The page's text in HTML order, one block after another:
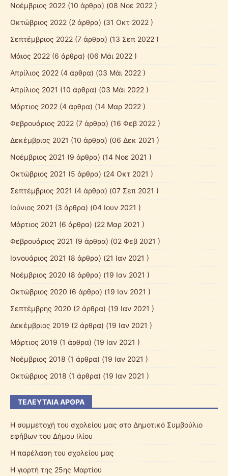
Νοέμβριος 2022 (10 άρθρα) (08 Νοε 2022 )
Οκτώβριος 2022 (2 άρθρα) (31 Οκτ 2022 )
Σεπτέμβριος 2022 (7 άρθρα) (13 Σεπ 2022 )
Μάιος 2022 (6 άρθρα) (06 Μάι 2022 )
Απρίλιος 2022 (4 άρθρα) (03 Μάι 2022 )
Απρίλιος 2021 (10 άρθρα) (03 Μάι 2022 )
Μάρτιος 2022 (4 άρθρα) (14 Μαρ 2022 )
Φεβρουάριος 2022 (7 άρθρα) (16 Φεβ 2022 )
Δεκέμβριος 2021 (10 άρθρα) (06 Δεκ 2021 )
Νοέμβριος 2021 (9 άρθρα) (14 Νοε 2021 )
Οκτώβριος 2021 (5 άρθρα) (24 Οκτ 2021 )
Σεπτέμβριος 2021 (4 άρθρα) (07 Σεπ 2021 )
Ιούνιος 2021 (3 άρθρα) (04 Ιουν 2021 )
Μάρτιος 2021 (6 άρθρα) (22 Μαρ 2021 )
Φεβρουάριος 2021 (9 άρθρα) (02 Φεβ 2021 )
Ιανουάριος 2021 (8 άρθρα) (21 Ιαν 2021 )
Νοέμβριος 2020 (8 άρθρα) (19 Ιαν 2021 )
Οκτώβριος 2020 (6 άρθρα) (19 Ιαν 2021 )
Σεπτέμβρης 2020 (2 άρθρα) (19 Ιαν 2021 )
Δεκέμβριος 2019 (2 άρθρα) (19 Ιαν 2021 )
Μάρτιος 2019 (1 άρθρα) (19 Ιαν 2021 )
Νοέμβριος 2018 (1 άρθρα) (19 Ιαν 2021 )
Οκτώβριος 2018 (1 άρθρα) (19 Ιαν 2021 )
ΤΕΛΕΥΤΑΊΑ ΆΡΘΡΑ
Η συμμετοχή του σχολείου μας στο Δημοτικό Συμβούλιο
εφήβων του Δήμου Ιλίου
Η παρέλαση του σχολείου μας
Η γιορτή της 25ης Μαρτίου